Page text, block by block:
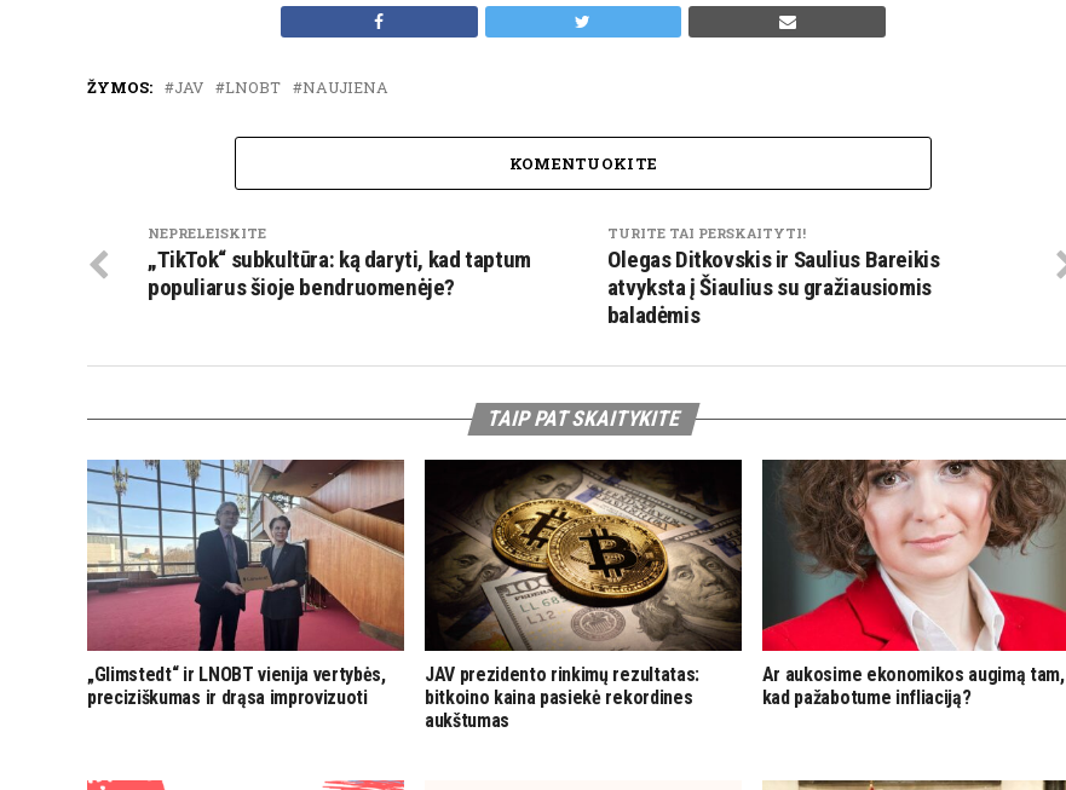
ŽYMOS: JAV LNOBT NAUJIENA
KOMENTUOKITE
TURITE TAI PERSKAITYTI!
Olegas Ditkovskis ir Saulius Bareikis
atvyksta į Šiaulius su gražiausiomis
baladėmis
NEPRELEISKITE
„TikTok“ subkultūra: ką daryti, kad taptum
populiarus šioje bendruomenėje?
TAIP PAT SKAITYKITE
„Glimstedt“ ir LNOBT vienija vertybės,
preciziškumas ir drąsa improvizuoti
JAV prezidento rinkimų rezultatas:
bitkoino kaina pasiekė rekordines
aukštumas
Ar aukosime ekonomikos augimą tam,
kad pažabotume infliaciją?